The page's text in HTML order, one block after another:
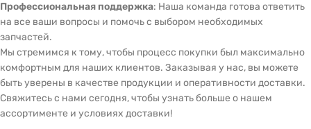
Профессиональная поддержка: Наша команда готова ответить
на все ваши вопросы и помочь с выбором необходимых
запчастей.
Мы стремимся к тому, чтобы процесс покупки был максимально
комфортным для наших клиентов. Заказывая у нас, вы можете
быть уверены в качестве продукции и оперативности доставки.
Свяжитесь с нами сегодня, чтобы узнать больше о нашем
ассортименте и условиях доставки!